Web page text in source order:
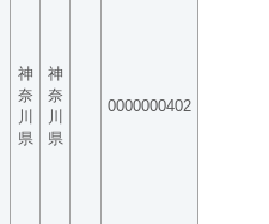
神
奈
川
県
神
奈
川
県
0000000402